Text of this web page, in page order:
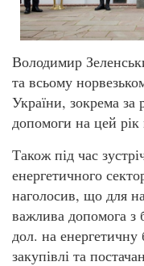
Володимир
та всьому
України, зокрема
допомоги на цей
Також під час
енергетичного
наголосив, що для
важлива допомога з
дол. на
закупівлі та